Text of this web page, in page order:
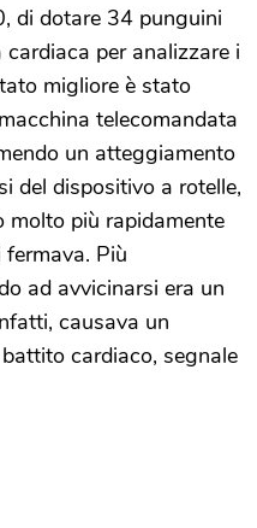
di dotare 34 punguini
per analizzare i
migliore è stato
telecomandata
un atteggiamento
del dispositivo a rotelle,
molto più rapidamente
Più
ad avvicinarsi era un
causava un
cardiaco, segnale